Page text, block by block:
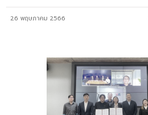
26 พฤษภาคม 2566